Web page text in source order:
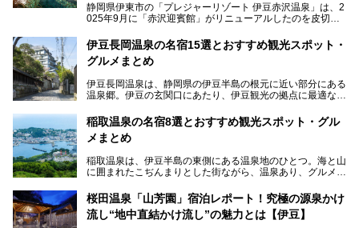
静岡県伊東市の「プレジャーリゾート 伊豆赤沢温泉」は、2
025年9月に「赤沢迎賓館」がリニューアルしたのを皮切り
館」、「RED 28 HOTEL」がリニューアル。さらにこのあ
とグランピング施設のGRAX EARTH FIELD（グラックスア
ースフィールド）、大型屋内アミューズメント施設のPLEA
予定。
ャー施設など、現在リニューアルオープンしている施設を中
心に、家族連れでも大人だけでも、おひとりさまでも多彩な
楽しみ方ができる「プレジャーリゾート 伊豆赤沢温泉」を
───
この記事はプレジャーリゾート 伊豆赤沢温泉のPR記事で
す。
伊豆長岡温泉の名宿15選とおすすめ観光スポット・
グルメまとめ
伊豆長岡温泉は、静岡県の伊豆半島の根元に近い部分にある
温泉郷。伊豆の玄関口にあたり、伊豆観光の拠点に最適な立
ちろん日帰りでも楽しめるのが魅力です。
この記事では、伊豆長岡温泉の歴史や魅力、おすすめの宿を
る温泉施設も紹介します！
稲取温泉の名宿8選とおすすめ観光スポット・グル
メまとめ
稲取温泉は、伊豆半島の東側にある温泉地のひとつ。海と山
に囲まれたこぢんまりとした街ながら、温泉あり、グルメあ
京からは約2時間30分、直通電車もありアクセスしやすいの
もうれしいところ。
桜田温泉「山芳園」宿泊レポート！究極の源泉かけ
流し“地中直結かけ流し”の魅力とは【伊豆】